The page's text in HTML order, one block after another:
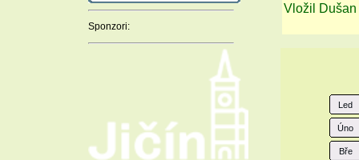
Vložil Dušan
Led
Úno
Bře
Sponzori: